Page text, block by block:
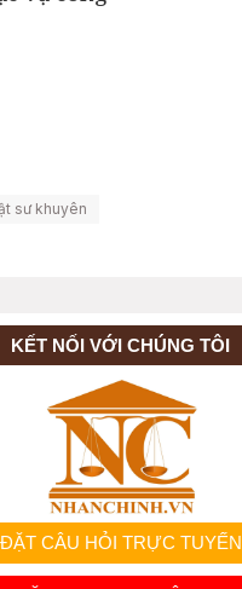
sư khuyên
KẾT NỐI VỚI CHÚNG TÔI
ĐẶT CÂU HỎI TRỰC TUYẾN